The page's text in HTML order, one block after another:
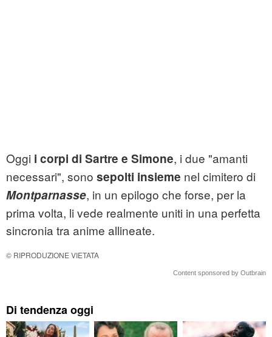
Oggi i corpi di Sartre e Simone, i due "amanti
necessari", sono sepolti insieme nel cimitero di
Montparnasse, in un epilogo che forse, per la
prima volta, li vede realmente uniti in una perfetta
sincronia tra anime allineate.
© RIPRODUZIONE VIETATA
Content sponsored by Outbrain
Di tendenza oggi